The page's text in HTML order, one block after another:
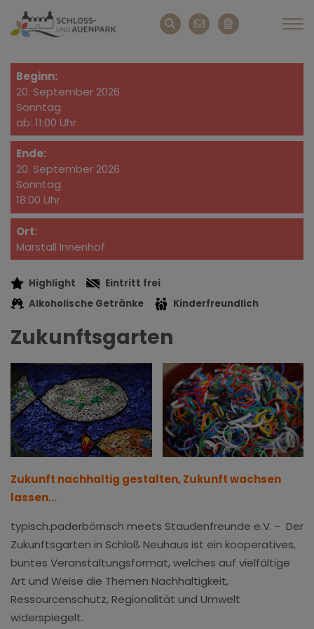
Beginn:
20. September 2026
Sonntag
ab: 11:00 Uhr
Ende:
20. September 2026
Sonntag
18:00 Uhr
Ort:
Marstall Innenhof
Highlight
Eintritt frei
Alkoholische Getränke
Kinderfreundlich
Zukunftsgarten
Zukunft nachhaltig gestalten, Zukunft wachsen
lassen…
typisch.paderbörnsch meets Staudenfreunde e.V. - Der
Zukunftsgarten in Schloß Neuhaus ist ein kooperatives,
buntes Veranstaltungsformat, welches auf vielfältige
Art und Weise die Themen Nachhaltigkeit,
Ressourcenschutz, Regionalität und Umwelt
widerspiegelt.